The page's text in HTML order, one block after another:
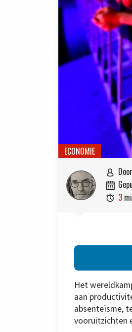
ECONOMIE
 door

 3
Het
aan
absenteïsme,
vooruitzichten